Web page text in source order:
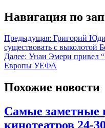
Навигация по
Предыдущая: Григорий
существовать с выколотой
Далее: Унаи Эмери привел
Европы УЕФА
Похожие новости
Самые заметные
кинотеатров 24-